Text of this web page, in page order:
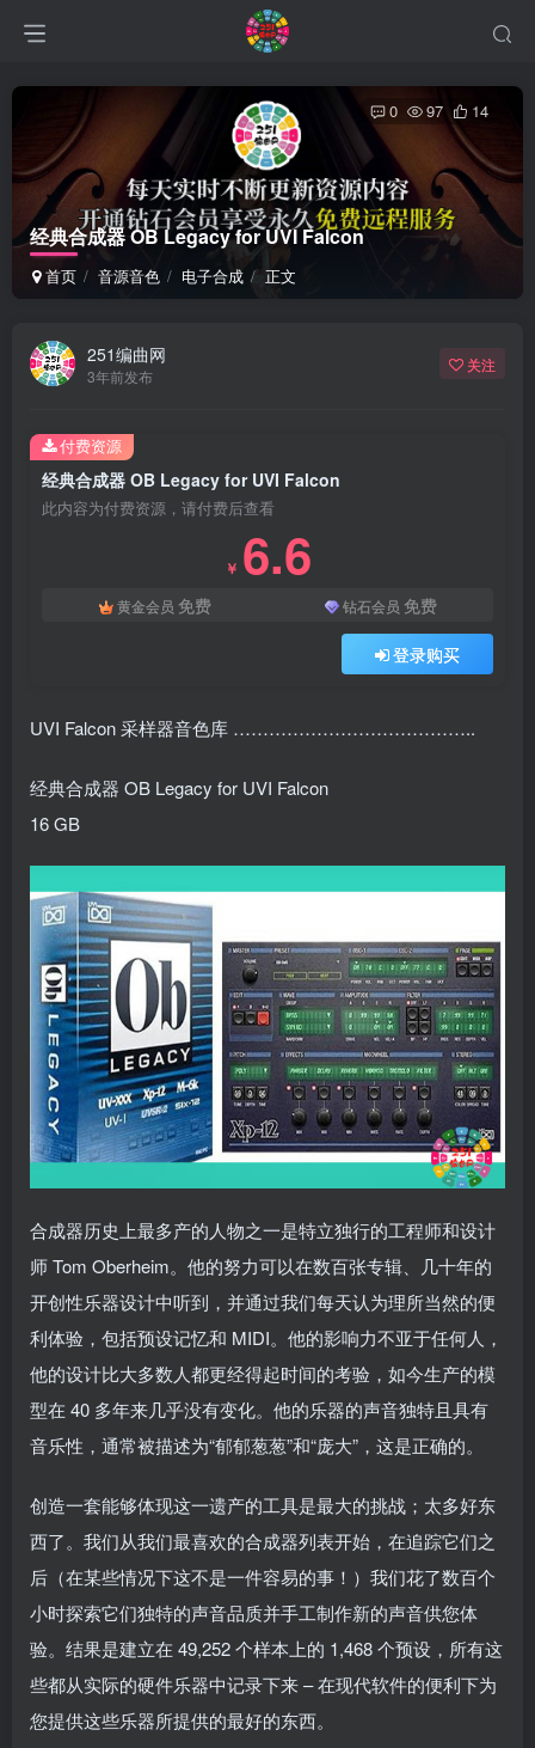
经典合成器 OB Legacy for UVI Falcon
首页 音源音色 电子合成 正文
0 97 14
251编曲网
3年前发布
关注
经典合成器 OB Legacy for UVI Falcon
此内容为付费资源，请付费后查看
￥ 6.6
黄金会员 免费 钻石会员 免费
登录购买
付费资源
UVI Falcon 采样器音色库 …………………………………..
经典合成器 OB Legacy for UVI Falcon
16 GB
合成器历史上最多产的人物之一是特立独行的工程师和设计
师 Tom Oberheim。他的努力可以在数百张专辑、几十年的
开创性乐器设计中听到，并通过我们每天认为理所当然的便
利体验，包括预设记忆和 MIDI。他的影响力不亚于任何人，
他的设计比大多数人都更经得起时间的考验，如今生产的模
型在 40 多年来几乎没有变化。他的乐器的声音独特且具有
音乐性，通常被描述为“郁郁葱葱”和“庞大”，这是正确的。
创造一套能够体现这一遗产的工具是最大的挑战；太多好东
西了。我们从我们最喜欢的合成器列表开始，在追踪它们之
后（在某些情况下这不是一件容易的事！）我们花了数百个
小时探索它们独特的声音品质并手工制作新的声音供您体
验。结果是建立在 49,252 个样本上的 1,468 个预设，所有这
些都从实际的硬件乐器中记录下来 – 在现代软件的便利下为
您提供这些乐器所提供的最好的东西。